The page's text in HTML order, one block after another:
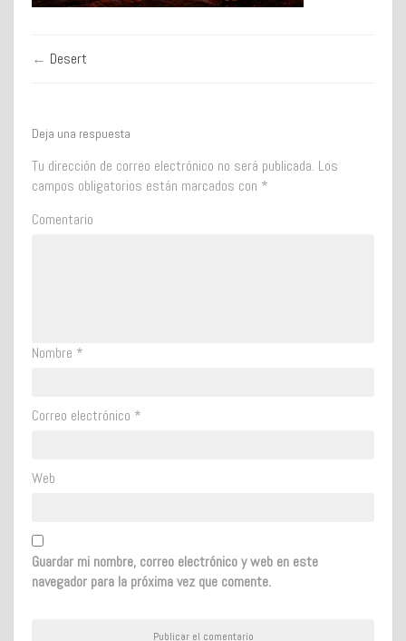
← Desert
Deja una respuesta
Tu dirección de correo electrónico no será publicada. Los
campos obligatorios están marcados con *
Comentario
Nombre *
Correo electrónico *
Web
Guardar mi nombre, correo electrónico y web en este
navegador para la próxima vez que comente.